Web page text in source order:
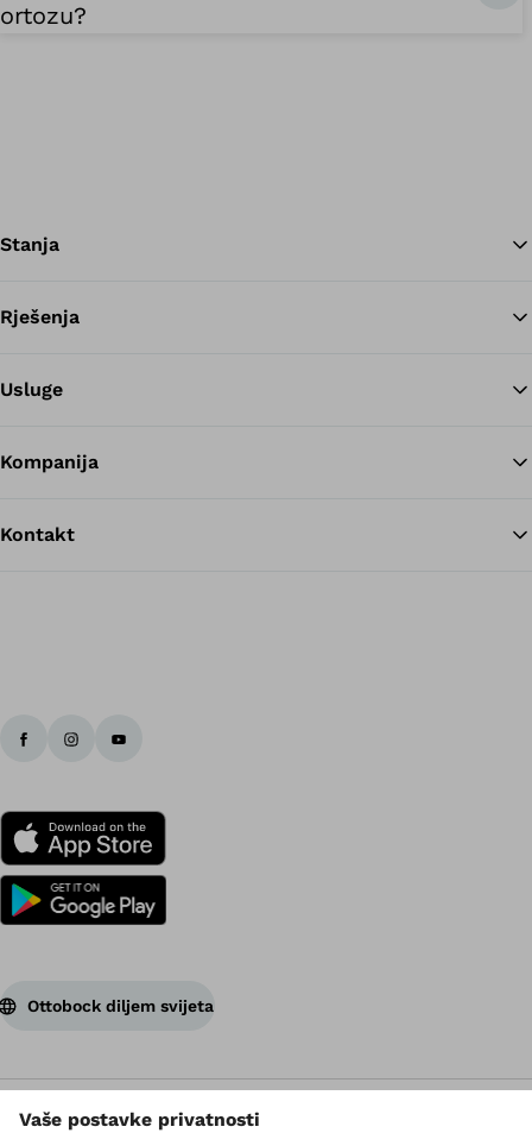
ortozu?
Stanja
Rješenja
Usluge
Kompanija
Kontakt
Ottobock diljem svijeta
Autorsko pravo ima Ottobock